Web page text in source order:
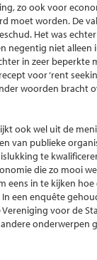
zo ook voor
moet worden. De
Het was
niet alleen
in zeer
voor ‘rent
woorden bracht
ook wel uit de
van publieke
te
die zo mooi
eens in te kijken
een enquête
voor de
onderwerpen